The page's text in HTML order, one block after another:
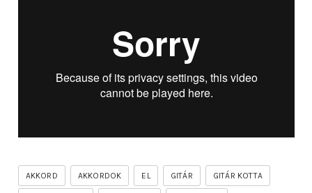
AKKORD AKKORDOK EL GITÁR GITÁR KOTTA